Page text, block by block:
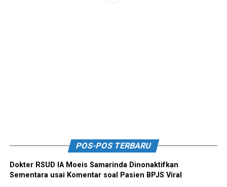
POS-POS TERBARU
Dokter RSUD IA Moeis Samarinda Dinonaktifkan
Sementara usai Komentar soal Pasien BPJS Viral